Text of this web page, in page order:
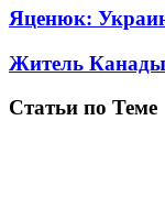
Яценюк:
Житель
Статьи по Теме